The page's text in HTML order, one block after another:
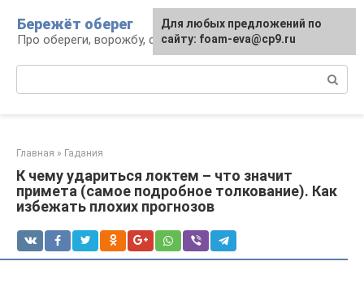
контенту
Бережёт оберег
Про обереги, ворожбу, сны и гадания
Главная » Гадания
К чему удариться локтем – что значит
примета (самое подробное толкование). Как
избежать плохих прогнозов
Для любых предложений по
сайту: foam-eva@cp9.ru